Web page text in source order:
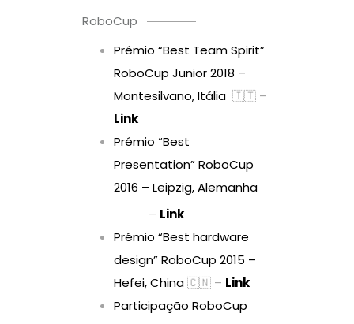
RoboCup
Prémio “Best Team Spirit”
RoboCup Junior 2018 –
Montesilvano, Itália 🇮🇹 –
Link
Prémio “Best
Presentation” RoboCup
2016 – Leipzig, Alemanha
– Link
Prémio “Best hardware
design” RoboCup 2015 –
Hefei, China🇨🇳 – Link
Participação RoboCup